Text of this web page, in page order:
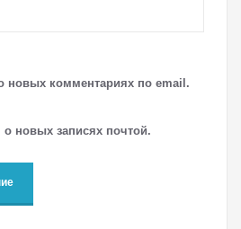
новых комментариях по email.
новых записях почтой.